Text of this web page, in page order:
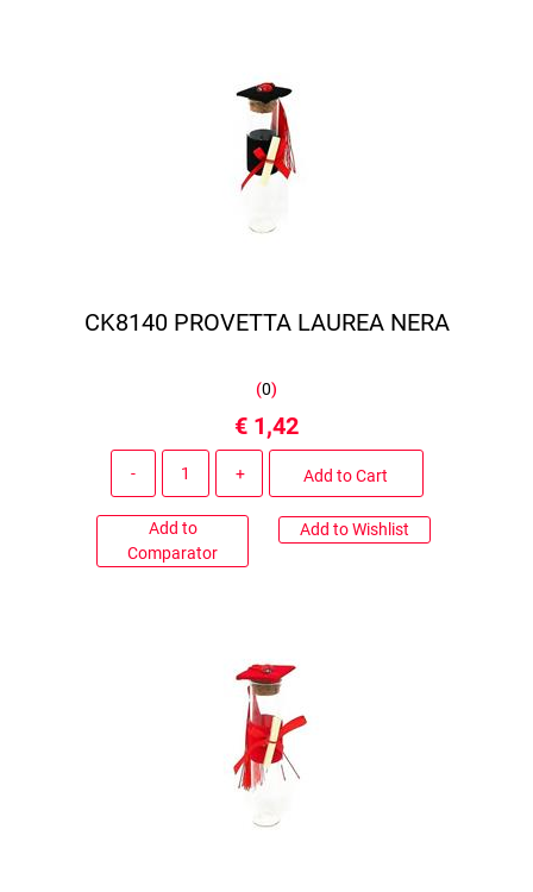
CK8140 PROVETTA LAUREA NERA
(0)
€ 1,42
Add to Cart
Add to
Comparator
Add to Wishlist